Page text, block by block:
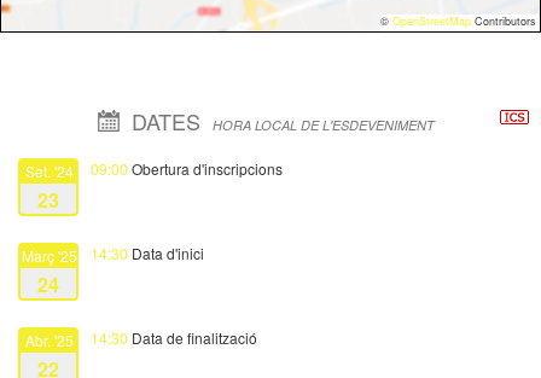
© OpenStreetMap Contributors
DATES HORA LOCAL DE L'ESDEVENIMENT
Set. '24
23
09:00 Obertura d'inscripcions
Març '25
24
14:30 Data d'inici
Abr. '25
22
14:30 Data de finalització